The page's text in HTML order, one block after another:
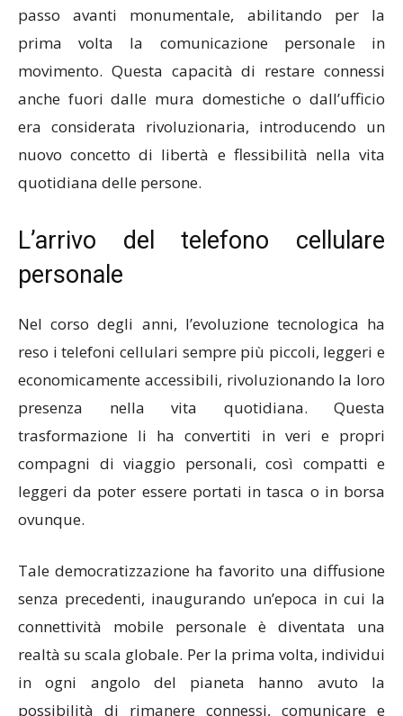
passo avanti monumentale, abilitando per la
prima volta la comunicazione personale in
movimento. Questa capacità di restare connessi
anche fuori dalle mura domestiche o dall’ufficio
era considerata rivoluzionaria, introducendo un
nuovo concetto di libertà e flessibilità nella vita
quotidiana delle persone.
L’arrivo del telefono cellulare
personale
Nel corso degli anni, l’evoluzione tecnologica ha
reso i telefoni cellulari sempre più piccoli, leggeri e
economicamente accessibili, rivoluzionando la loro
presenza nella vita quotidiana. Questa
trasformazione li ha convertiti in veri e propri
compagni di viaggio personali, così compatti e
leggeri da poter essere portati in tasca o in borsa
ovunque.
Tale democratizzazione ha favorito una diffusione
senza precedenti, inaugurando un’epoca in cui la
connettività mobile personale è diventata una
realtà su scala globale. Per la prima volta, individui
in ogni angolo del pianeta hanno avuto la
possibilità di rimanere connessi, comunicare e